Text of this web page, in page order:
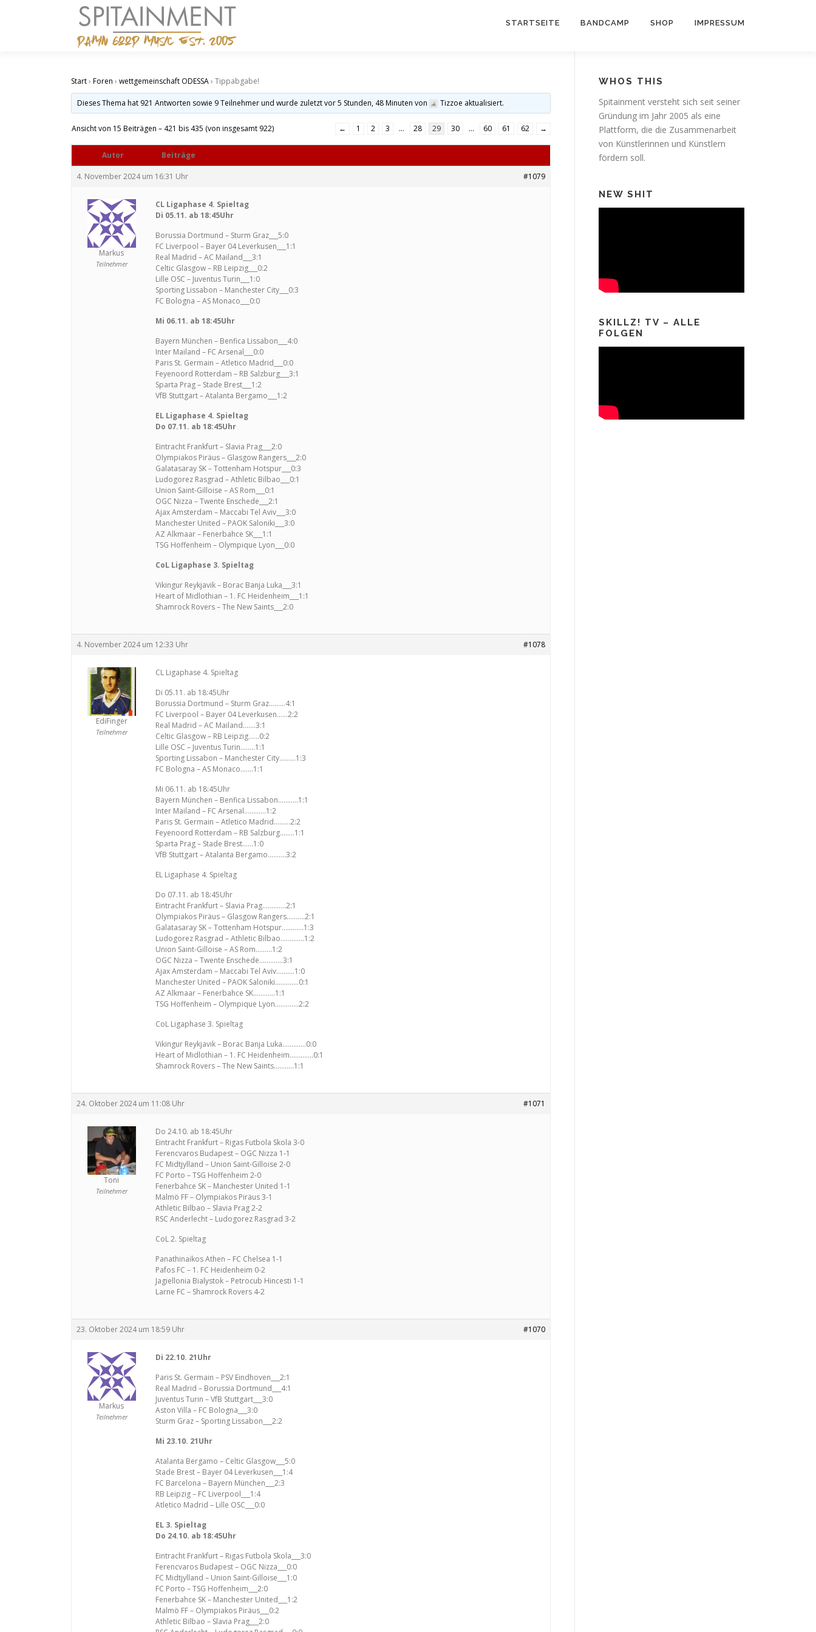
STARTSEITE BANDCAMP SHOP IMPRESSUM
Start› Foren › wettgemeinschaft ODESSA› Tippabgabe!
Dieses Thema hat 921 Antworten sowie 9 Teilnehmer und wurde zuletztvor 5 Stunden, 48 Minuten von Tizzoe aktualisiert.
Ansicht von 15 Beiträgen – 421 bis 435 (von insgesamt 922) ← 1 2 3 … 28 29 30 … 60 61 62 →
Autor Beiträge
4. November 2024 um 16:31 Uhr #1079
Markus
Teilnehmer
CL Ligaphase 4. Spieltag
Di 05.11. ab 18:45Uhr
Borussia Dortmund – Sturm Graz___5:0
FC Liverpool – Bayer 04 Leverkusen___1:1
Real Madrid – AC Mailand___3:1
Celtic Glasgow – RB Leipzig___0:2
Lille OSC – Juventus Turin___1:0
Sporting Lissabon – Manchester City___0:3
FC Bologna – AS Monaco___0:0
Mi 06.11. ab 18:45Uhr
Bayern München – Benfica Lissabon___4:0
Inter Mailand – FC Arsenal___0:0
Paris St. Germain – Atletico Madrid___0:0
Feyenoord Rotterdam – RB Salzburg___3:1
Sparta Prag – Stade Brest___1:2
VfB Stuttgart – Atalanta Bergamo___1:2
EL Ligaphase 4. Spieltag
Do 07.11. ab 18:45Uhr
Eintracht Frankfurt – Slavia Prag___2:0
Olympiakos Piräus – Glasgow Rangers___2:0
Galatasaray SK – Tottenham Hotspur___0:3
Ludogorez Rasgrad – Athletic Bilbao___0:1
Union Saint-Gilloise – AS Rom___0:1
OGC Nizza – Twente Enschede___2:1
Ajax Amsterdam – Maccabi Tel Aviv___3:0
Manchester United – PAOK Saloniki___3:0
AZ Alkmaar – Fenerbahce SK___1:1
TSG Hoffenheim – Olympique Lyon___0:0
CoL Ligaphase 3. Spieltag
Vikingur Reykjavik – Borac Banja Luka___3:1
Heart of Midlothian – 1. FC Heidenheim___1:1
Shamrock Rovers – The New Saints___2:0
4. November 2024 um 12:33 Uhr #1078
EdiFinger
Teilnehmer
CL Ligaphase 4. Spieltag
Di 05.11. ab 18:45Uhr
Borussia Dortmund – Sturm Graz………4:1
FC Liverpool – Bayer 04 Leverkusen……2:2
Real Madrid – AC Mailand…….3:1
Celtic Glasgow – RB Leipzig……0:2
Lille OSC – Juventus Turin……..1:1
Sporting Lissabon – Manchester City………1:3
FC Bologna – AS Monaco…….1:1
Mi 06.11. ab 18:45Uhr
Bayern München – Benfica Lissabon………..1:1
Inter Mailand – FC Arsenal…………1:2
Paris St. Germain – Atletico Madrid………2:2
Feyenoord Rotterdam – RB Salzburg……..1:1
Sparta Prag – Stade Brest……1:0
VfB Stuttgart – Atalanta Bergamo……….3:2
EL Ligaphase 4. Spieltag
Do 07.11. ab 18:45Uhr
Eintracht Frankfurt – Slavia Prag………….2:1
Olympiakos Piräus – Glasgow Rangers……….2:1
Galatasaray SK – Tottenham Hotspur…………1:3
Ludogorez Rasgrad – Athletic Bilbao………….1:2
Union Saint-Gilloise – AS Rom………1:2
OGC Nizza – Twente Enschede………….3:1
Ajax Amsterdam – Maccabi Tel Aviv……….1:0
Manchester United – PAOK Saloniki………….0:1
AZ Alkmaar – Fenerbahce SK…………1:1
TSG Hoffenheim – Olympique Lyon………….2:2
CoL Ligaphase 3. Spieltag
Vikingur Reykjavik – Borac Banja Luka………….0:0
Heart of Midlothian – 1. FC Heidenheim………….0:1
Shamrock Rovers – The New Saints………..1:1
24. Oktober 2024 um 11:08 Uhr #1071
Toni
Teilnehmer
Do 24.10. ab 18:45Uhr
Eintracht Frankfurt – Rigas Futbola Skola 3-0
Ferencvaros Budapest – OGC Nizza 1-1
FC Midtjylland – Union Saint-Gilloise 2-0
FC Porto – TSG Hoffenheim 2-0
Fenerbahce SK – Manchester United 1-1
Malmö FF – Olympiakos Piräus 3-1
Athletic Bilbao – Slavia Prag 2-2
RSC Anderlecht – Ludogorez Rasgrad 3-2
CoL 2. Spieltag
Panathinaikos Athen – FC Chelsea 1-1
Pafos FC – 1. FC Heidenheim 0-2
Jagiellonia Bialystok – Petrocub Hincesti 1-1
Larne FC – Shamrock Rovers 4-2
23. Oktober 2024 um 18:59 Uhr #1070
Markus
Teilnehmer
Di 22.10. 21Uhr
Paris St. Germain – PSV Eindhoven___2:1
Real Madrid – Borussia Dortmund___4:1
Juventus Turin – VfB Stuttgart___3:0
Aston Villa – FC Bologna___3:0
Sturm Graz – Sporting Lissabon___2:2
Mi 23.10. 21Uhr
Atalanta Bergamo – Celtic Glasgow___5:0
Stade Brest – Bayer 04 Leverkusen___1:4
FC Barcelona – Bayern München___2:3
RB Leipzig – FC Liverpool___1:4
Atletico Madrid – Lille OSC___0:0
EL 3. Spieltag
Do 24.10. ab 18:45Uhr
Eintracht Frankfurt – Rigas Futbola Skola___3:0
Ferencvaros Budapest – OGC Nizza___0:0
FC Midtjylland – Union Saint-Gilloise___1:0
FC Porto – TSG Hoffenheim___2:0
Fenerbahce SK – Manchester United___1:2
Malmö FF – Olympiakos Piräus___0:2
Athletic Bilbao – Slavia Prag___2:0
WHOS THIS
Spitainment versteht sich seit seiner
Gründung im Jahr 2005 als eine
Plattform, die die Zusammenarbeit
von Künstlerinnen und Künstlern
fördern soll.
NEW SHIT
SKILLZ! TV – ALLE
FOLGEN